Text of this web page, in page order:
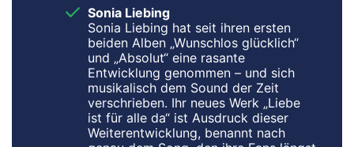
Sonia Liebing
Sonia Liebing hat seit ihren ersten
beiden Alben „Wunschlos glücklich“
und „Absolut“ eine rasante
Entwicklung genommen – und sich
musikalisch dem Sound der Zeit
verschrieben. Ihr neues Werk „Liebe
ist für alle da“ ist Ausdruck dieser
Weiterentwicklung, benannt nach